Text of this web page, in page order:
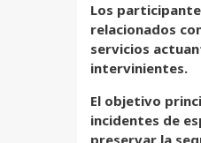
Los
relacionados
servicios
intervinientes.
El objetivo
incidentes de